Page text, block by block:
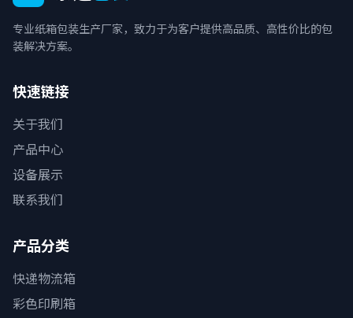
专业纸箱包装生产厂家，致力于为客户提供高品质、高性价比的包
装解决方案。
快速链接
关于我们
产品中心
设备展示
联系我们
产品分类
快递物流箱
彩色印刷箱